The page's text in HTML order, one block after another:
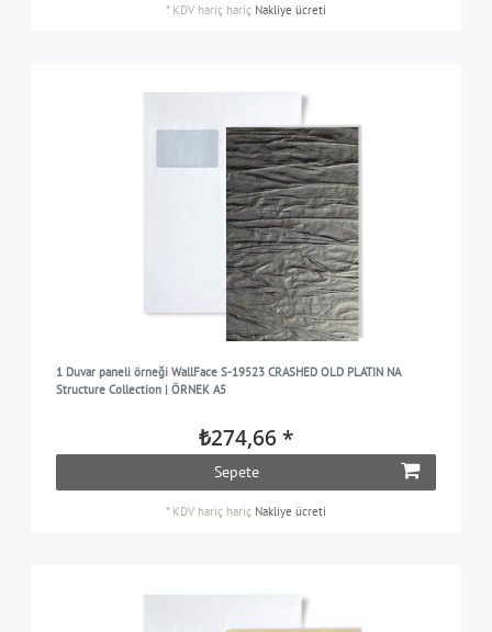
* KDV hariç hariç Nakliye ücreti
1 Duvar paneli örneği WallFace S-19523 CRASHED OLD PLATIN NA
Structure Collection | ÖRNEK A5
₺274,66 *
Sepete
* KDV hariç hariç Nakliye ücreti